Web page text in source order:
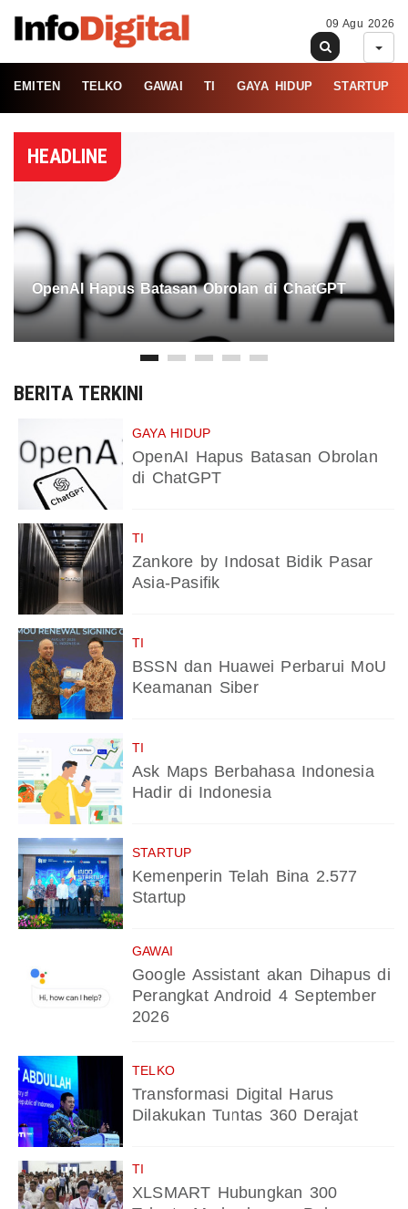
09 Agu 2026
EMITEN TELKO GAWAI TI GAYA HIDUP STARTUP
HEADLINE
OpenAI Hapus Batasan Obrolan di ChatGPT
BERITA TERKINI
GAYA HIDUP
OpenAI Hapus Batasan Obrolan
di ChatGPT
TI
Zankore by Indosat Bidik Pasar
Asia-Pasifik
TI
BSSN dan Huawei Perbarui MoU
Keamanan Siber
TI
Ask Maps Berbahasa Indonesia
Hadir di Indonesia
STARTUP
Kemenperin Telah Bina 2.577
Startup
GAWAI
Google Assistant akan Dihapus di
Perangkat Android 4 September
2026
TELKO
Transformasi Digital Harus
Dilakukan Tuntas 360 Derajat
TI
XLSMART Hubungkan 300